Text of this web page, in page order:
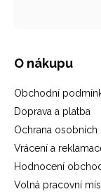
O nákupu
Obchodní
Doprava a platba
Ochrana osobních
Vrácení a
Hodnocení
Volná pracovní